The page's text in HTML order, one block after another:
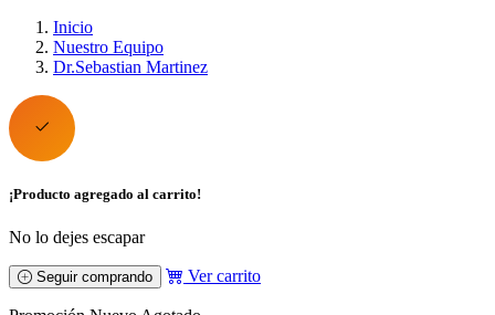
Inicio
Nuestro Equipo
Dr.Sebastian Martinez
¡Producto agregado al carrito!
No lo dejes escapar
Seguir comprando Ver carrito